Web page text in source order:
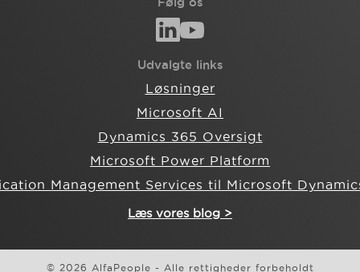
Udvalgte links
Løsninger
Microsoft AI
Dynamics 365 Oversigt
Microsoft Power Platform
Management Services til Microsoft
Læs vores blog >
© 2026 AlfaPeople - Alle rettigheder forbeholdt